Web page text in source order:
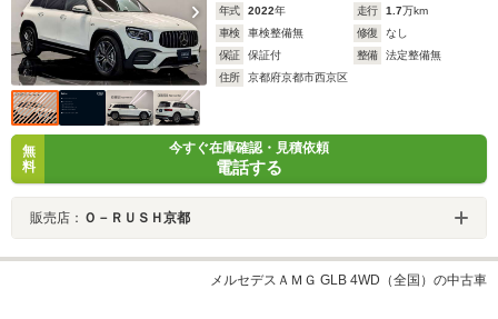
年式 2022年 走行 1.7万km
車検
車検整備無 修復
なし
保証
保証付 整備
法定整備無
住所
京都府京都市西京区
無
料
今すぐ在庫確認・見積依頼
電話する
販売店： Ｏ－ＲＵＳＨ京都
メルセデスＡＭＧ GLB 4WD（全国）の中古車